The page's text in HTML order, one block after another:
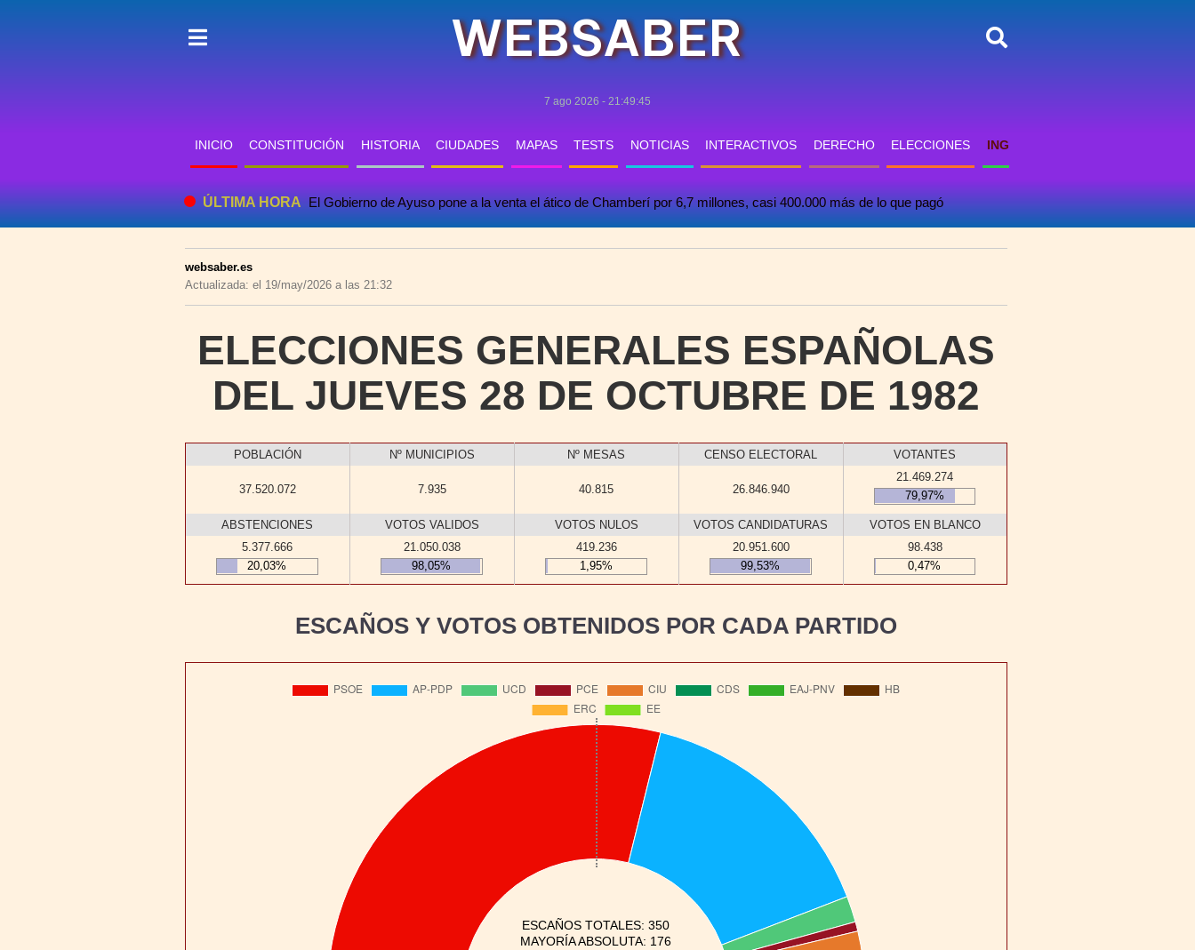
WEBSABER
7 ago 2026 - 21:49:46
INICIO CONSTITUCIÓN HISTORIA CIUDADES MAPAS TESTS NOTICIAS INTERACTIVOS DERECHO ELECCIONES INGLÉS
ÚLTIMA HORA El Gobierno de Ayuso pone a la venta el ático de Chamberí por 6,7 millones, casi 400.000 más de lo que pagó
websaber.es
Actualizada: el 19/may/2026 a las 21:32
ELECCIONES GENERALES ESPAÑOLAS
DEL JUEVES 28 DE OCTUBRE DE 1982
POBLACIÓN Nº MUNICIPIOS Nº MESAS CENSO ELECTORAL VOTANTES
37.520.072 7.935 40.815 26.846.940
21.469.274
79,97%
ABSTENCIONES VOTOS VALIDOS VOTOS NULOS VOTOS CANDIDATURAS
VOTOS EN BLANCO
5.377.666
20,03%
21.050.038
98,05%
419.236
1,95%
20.951.600
99,53%
98.438
0,47%
ESCAÑOS Y VOTOS OBTENIDOS POR CADA PARTIDO
MAYORÍA ABSOLUTA: 176
ESCAÑOS TOTALES: 350